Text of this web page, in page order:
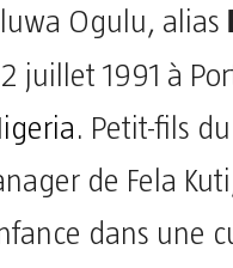
Ogulu, alias
juillet 1991 à
. Petit-fils du
de Fela
dans une